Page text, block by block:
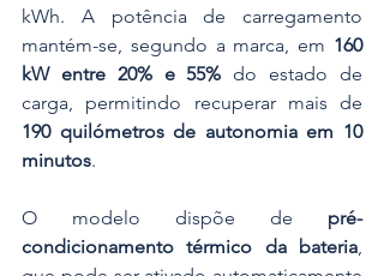
kWh. A potência de carregamento
mantém-se, segundo a marca, em 160
kW entre 20% e 55% do estado de
190 quilómetros de autonomia em 10
minutos.
O modelo dispõe de pré-
condicionamento térmico da bateria,